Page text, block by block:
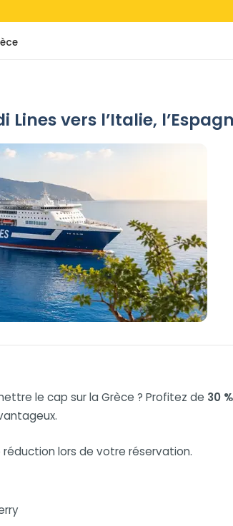
vers l’Italie,
le cap sur la Grèce ? Profitez de 30
lors de votre réservation.